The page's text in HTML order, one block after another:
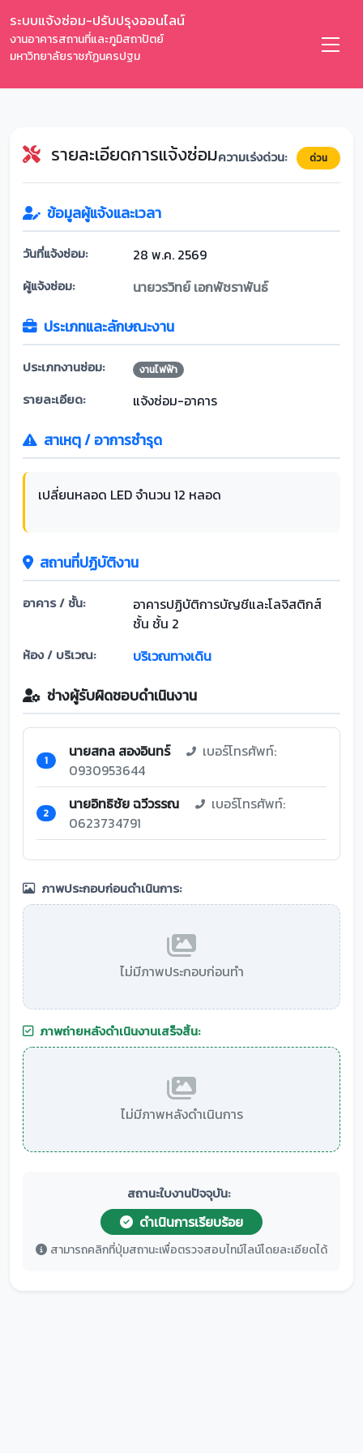
ระบบแจ้งซ่อม-ปรับปรุงออนไลน์
งานอาคารสถานที่และภูมิสถาปัตย์
มหาวิทยาลัยราชภัฏนครปฐม
รายละเอียดการแจ้งซ่อมความเร่งด่วน: ด่วน
ข้อมูลผู้แจ้งและเวลา
วันที่แจ้งซ่อม: 28 พ.ค. 2569
ผู้แจ้งซ่อม: นายวรวิทย์ เอกพัชราพันธ์
ประเภทและลักษณะงาน
ประเภทงานซ่อม: งานไฟฟ้า
รายละเอียด: แจ้งซ่อม-อาคาร
สาเหตุ / อาการชำรุด
เปลี่ยนหลอด LED จำนวน 12 หลอด
สถานที่ปฏิบัติงาน
อาคาร / ชั้น:
อาคารปฏิบัติการบัญชีและโลจิสติกส์
ชั้น ชั้น 2
ห้อง / บริเวณ: บริเวณทางเดิน
ช่างผู้รับผิดชอบดำเนินงาน
1 นายสกล สองอินทร์
เบอร์โทรศัพท์:
0930953644
2 นายอิทธิชัย ฉวีวรรณ
เบอร์โทรศัพท์:
0623734791
ภาพประกอบก่อนดำเนินการ:
ไม่มีภาพประกอบก่อนทำ
ภาพถ่ายหลังดำเนินงานเสร็จสิ้น:
ไม่มีภาพหลังดำเนินการ
สถานะใบงานปัจจุบัน:
ดำเนินการเรียบร้อย
สามารถคลิกที่ปุ่มสถานะเพื่อตรวจสอบไทม์ไลน์โดยละเอียดได้